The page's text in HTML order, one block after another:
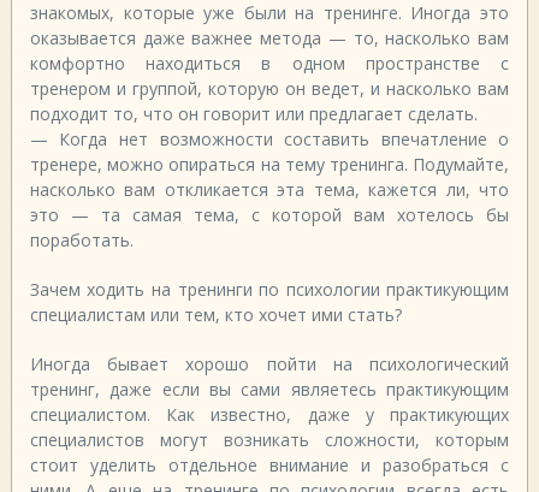
знакомых, которые уже были на тренинге. Иногда это
оказывается даже важнее метода — то, насколько вам
комфортно находиться в одном пространстве с
тренером и группой, которую он ведет, и насколько вам
подходит то, что он говорит или предлагает сделать.
— Когда нет возможности составить впечатление о
тренере, можно опираться на тему тренинга. Подумайте,
насколько вам откликается эта тема, кажется ли, что
это — та самая тема, с которой вам хотелось бы
поработать.
Зачем ходить на тренинги по психологии практикующим
специалистам или тем, кто хочет ими стать?
Иногда бывает хорошо пойти на психологический
тренинг, даже если вы сами являетесь практикующим
специалистом. Как известно, даже у практикующих
специалистов могут возникать сложности, которым
стоит уделить отдельное внимание и разобраться с